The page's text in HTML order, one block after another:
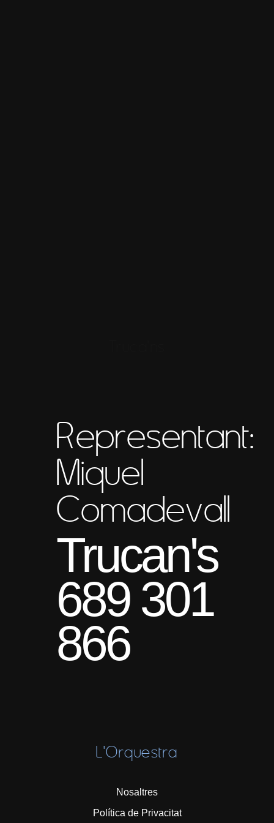
Representant:
Miquel
Comadevall
Trucan's
689 301
866
L'Orquestra
Nosaltres
Política de Privacitat